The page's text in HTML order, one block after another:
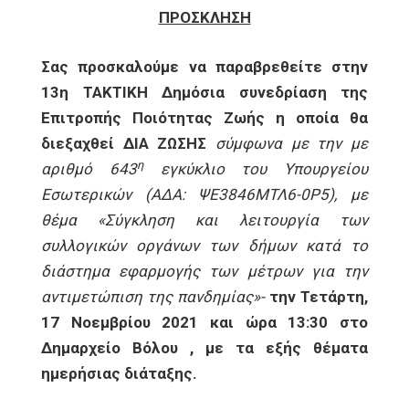
ΠΡΟΣΚΛΗΣΗ
Σας προσκαλούμε να παραβρεθείτε στην
13η ΤΑΚΤΙΚΗ Δημόσια συνεδρίαση της
Επιτροπής Ποιότητας Ζωής η οποία θα
διεξαχθεί ΔΙΑ ΖΩΣΗΣ σύμφωνα με την με
αριθμό 643ηεγκύκλιο του Υπουργείου
Εσωτερικών (ΑΔΑ: ΨΕ3846ΜΤΛ6-0Ρ5), με
θέμα «Σύγκληση και λειτουργία των
συλλογικών οργάνων των δήμων κατά το
διάστημα εφαρμογής των μέτρων για την
αντιμετώπιση της πανδημίας»-την Τετάρτη,
17 Νοεμβρίου 2021 και ώρα 13:30 στο
Δημαρχείο Βόλου , με τα εξής θέματα
ημερήσιας διάταξης.